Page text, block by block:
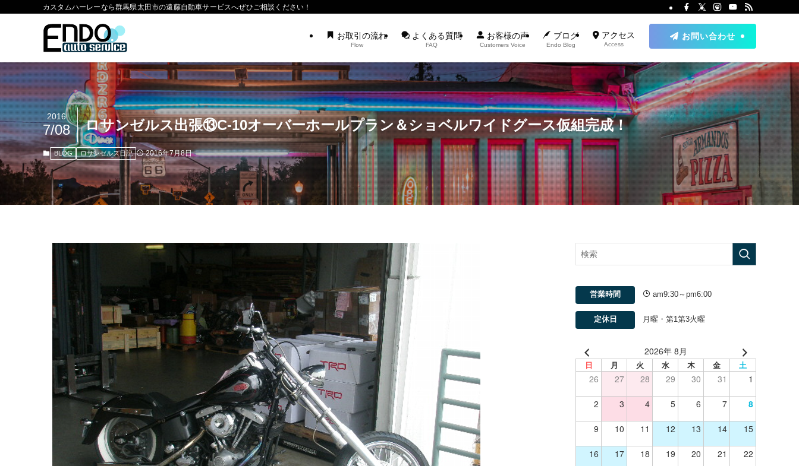
カスタムハーレーなら群馬県太田市の遠藤自動車サービスへぜひご相談ください！
お取引の流れ
Flow
よくある質問
FAQ
お客様の声
Customers Voice
ブログ
Endo Blog
アクセス
Access
お問い合わせ
ロサンゼルス出張⑬C-10オーバーホールプラン＆ショベルワイドグース仮組完成！
2016
7/08
BLOG ロサンゼルス日記 2016年7月8日
営業時間 am9:30～pm6:00
定休日 月曜・第1第3火曜
2026年 8月
日 月 火 水 木 金 土
26 27 28 29 30 31 1
2 3 4 5 6 7 8
9 10 11 12 13 14 15
16 17 18 19 20 21 22